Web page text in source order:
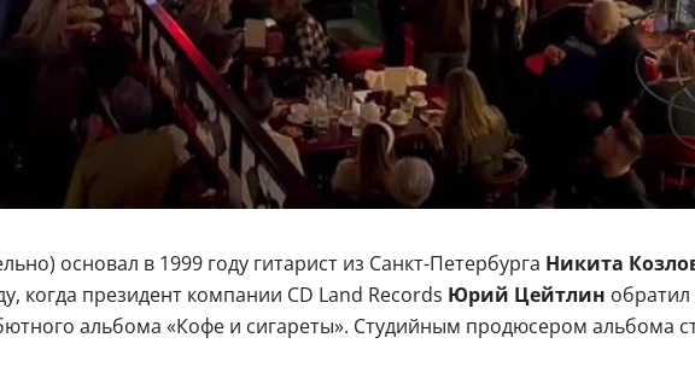
основал в 1999 году гитарист из Санкт-Петербурга Никита
когда президент компании CD Land Records Юрий Цейтлин
альбома «Кофе и сигареты». Студийным продюсером альбома